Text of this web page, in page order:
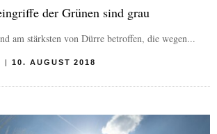
der Grünen sind grau
am stärksten von Dürre betroffen, die wegen...
| 10. AUGUST 2018